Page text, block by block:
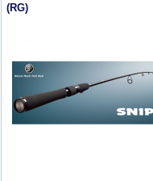
(RG)